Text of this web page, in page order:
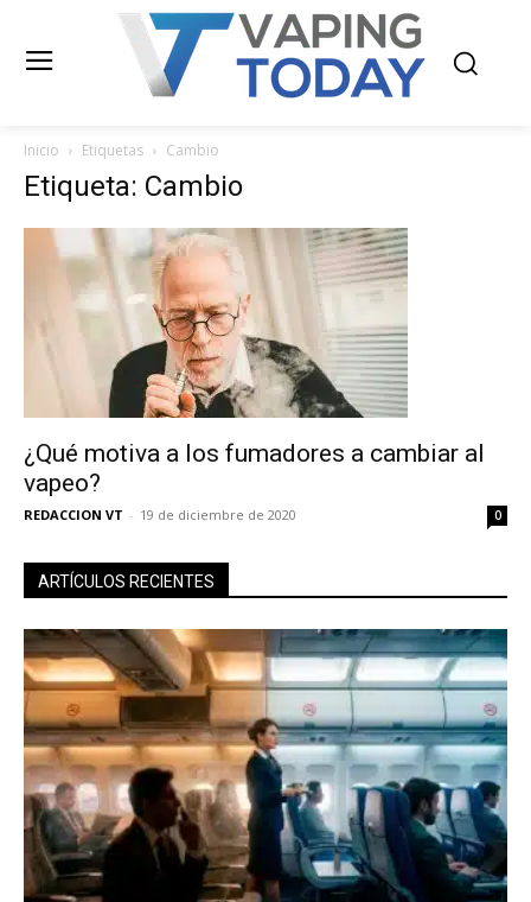
Inicio Etiquetas Cambio
Etiqueta: Cambio
¿Qué motiva a los fumadores a cambiar al
vapeo?
REDACCION VT - 19 de diciembre de 2020 0
ARTÍCULOS RECIENTES